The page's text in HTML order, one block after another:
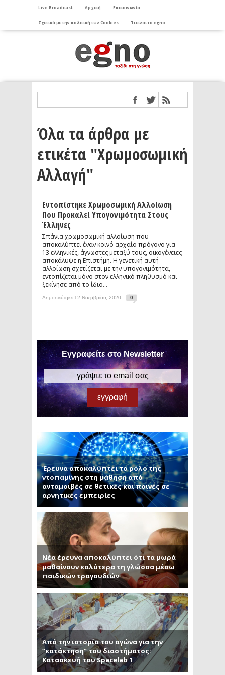
Live Broadcast Αρχική Επικοινωνία
Σχετικά με την πολιτική των Cookies Τι είναι το egno
Όλα τα άρθρα με
ετικέτα "Χρωμοσωμική
Αλλαγή"
Εντοπίστηκε Χρωμοσωμική Αλλοίωση
Που Προκαλεί Υπογονιμότητα Στους
Έλληνες
Σπάνια χρωμοσωμική αλλοίωση που
αποκαλύπτει έναν κοινό αρχαίο πρόγονο για
13 ελληνικές, άγνωστες μεταξύ τους, οικογένειες
αποκάλυψε η Επιστήμη. Η γενετική αυτή
αλλοίωση σχετίζεται με την υπογονιμότητα,
εντοπίζεται μόνο στον ελληνικό πληθυσμό και
ξεκίνησε από το ίδιο...
Δημοσιεύτηκε 12 Νοεμβρίου, 2020 0
Εγγραφείτε στο Newsletter
Έρευνα αποκαλύπτει το ρόλο της
ντοπαμίνης στη μάθηση από
ανταμοιβές σε θετικές και ποινές σε
αρνητικές εμπειρίες
Νέα έρευνα αποκαλύπτει ότι τα μωρά
μαθαίνουν καλύτερα τη γλώσσα μέσω
παιδικών τραγουδιών
Από την ιστορία του αγώνα για την
“κατάκτηση” του διαστήματος:
Κατασκευή του Spacelab 1